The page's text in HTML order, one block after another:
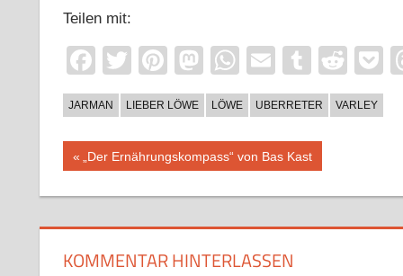
Teilen mit:
Facebook
TwitterPinterest
Mastodon
WhatsApp
EmailTumblr
JARMAN LIEBER LÖWE LÖWE UBERRETER VARLEY
Beitragsnavigation
Vorheriger
„Der Ernährungskompass“ von Bas Kast
KOMMENTAR HINTERLASSEN